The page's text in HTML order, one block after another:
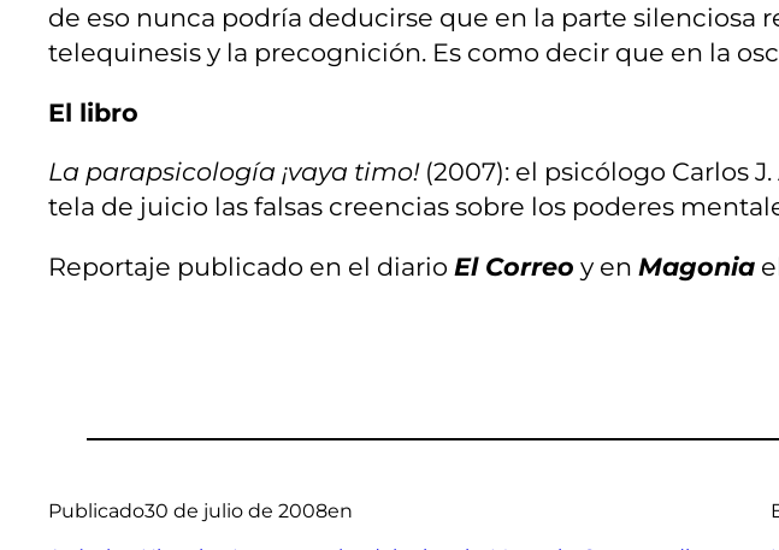
de eso nunca podría deducirse que en la parte silenciosa
telequinesis y la precognición. Es como decir que en la
El libro
La parapsicología ¡vaya timo!(2007): el psicólogo Carlos
tela de juicio las falsas creencias sobre los poderes
Reportaje publicado en el diario El Correo y en Magonia
Publicado30 de julio de 2008en